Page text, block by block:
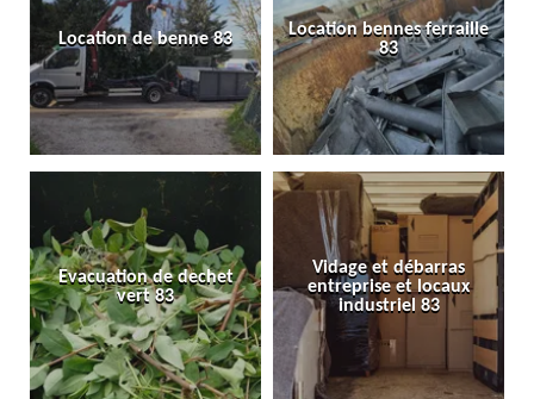
Location de benne 83
Location bennes ferraille
83
Evacuation de dechet
vert 83
Vidage et débarras
entreprise et locaux
industriel 83